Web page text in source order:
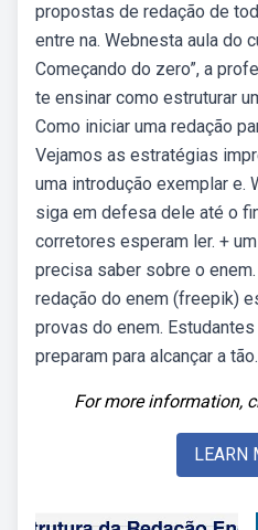
propostas de redação de
entre na. Webnesta aula do
Começando do zero”, a
te ensinar como estruturar
Como iniciar uma redação
Vejamos as estratégias
uma introdução exemplar e.
siga em defesa dele até o
corretores esperam ler. +
precisa saber sobre o
redação do enem (freepik)
provas do enem.
preparam para alcançar a tão.
For more information,
LEARN